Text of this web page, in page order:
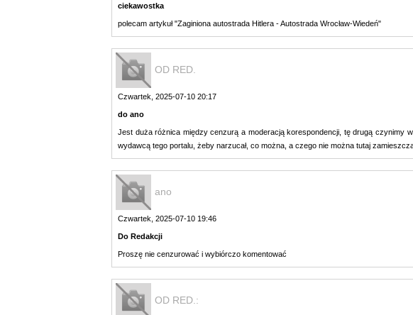
ciekawostka
polecam artykuł "Zaginiona autostrada Hitlera - Autostrada Wrocław-Wiedeń"
OD RED.
Czwartek, 2025-07-10 20:17
do ano
Jest duża różnica między cenzurą a moderacją korespondencji, tę drugą czynimy
wydawcą tego portalu, żeby narzucał, co można, a czego nie można tutaj
ano
Czwartek, 2025-07-10 19:46
Do Redakcji
Proszę nie cenzurować i wybiórczo komentować
OD RED.: